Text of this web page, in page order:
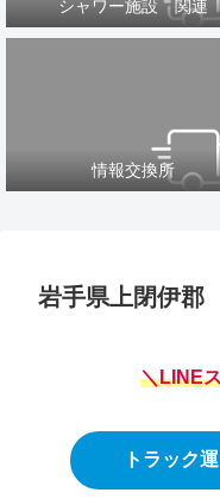
シャワー施設 関連
情報交換所
岩手県上閉伊
＼LINE
トラック